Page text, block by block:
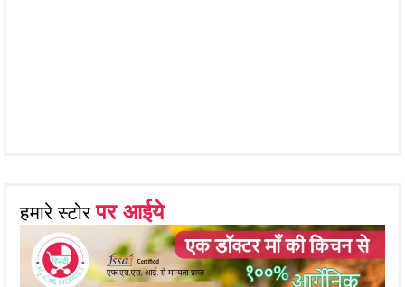
हमारे स्टोरपर आईये